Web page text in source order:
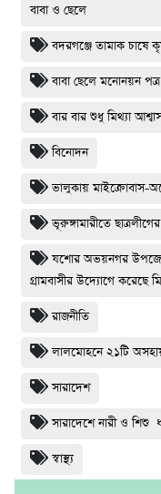
বাবা ও ছেলে
বদরগঞ্জে তামাক চাষে
বাবা ছেলে মনোনয়ন পত্র
বার বার শুধু মিথ্যা
বিনোদন
ভালুকায় মাইক্রোবাস-
ভূরুঙ্গামারীতে
যশোর অভয়নগর
গ্রামবাসীর উদ্যোগে করেছে
রাজনীতি
লালমোহনে ২১টি অসহায়
সারাদেশ
সারাদেশে নারী ও শিশু
স্বাস্থ্য